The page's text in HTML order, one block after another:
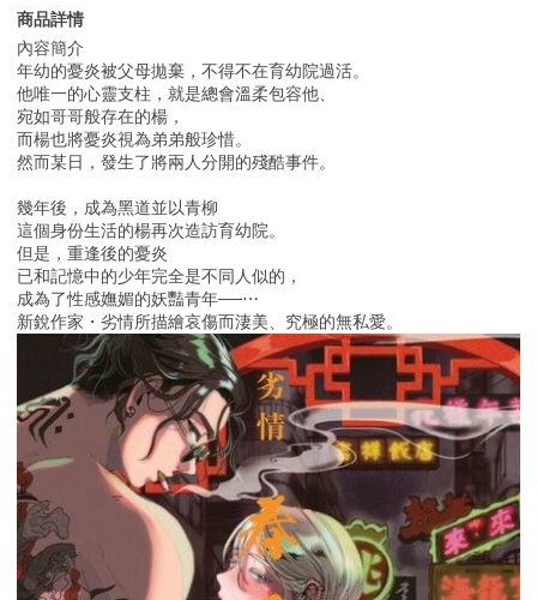
商品詳情
內容簡介
年幼的憂炎被父母拋棄，不得不在育幼院過活。
他唯一的心靈支柱，就是總會溫柔包容他、
宛如哥哥般存在的楊，
而楊也將憂炎視為弟弟般珍惜。
然而某日，發生了將兩人分開的殘酷事件。
幾年後，成為黑道並以青柳
這個身份生活的楊再次造訪育幼院。
但是，重逢後的憂炎
已和記憶中的少年完全是不同人似的，
成為了性感嫵媚的妖豔青年──⋯
新銳作家・劣情所描繪哀傷而淒美、究極的無私愛。